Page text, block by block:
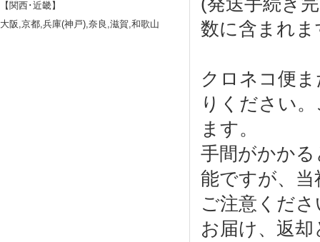
【関西･近畿】
大阪,京都,兵庫(神戸),奈良,滋賀,和歌山
数に含まれま
クロネコ便
りください
ます。
手間がかか
能ですが、
ご注意くださ
お届け、返却